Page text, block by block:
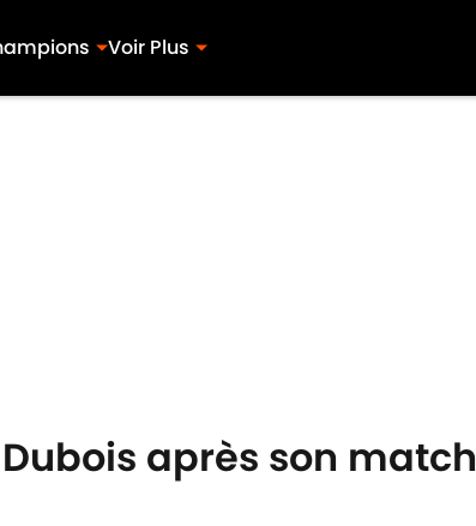
Voir Plus
après son match